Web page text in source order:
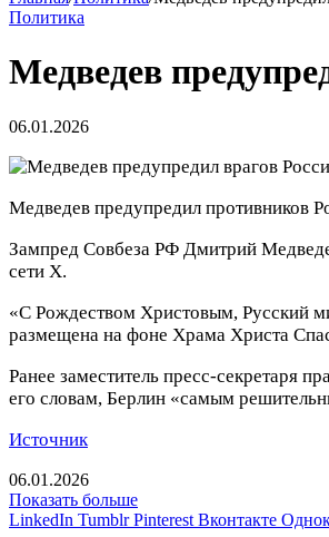
Политика
Медведев
06.01.2026
Медведев предупредил противников
Зампред Совбеза РФ Дмитрий
сети Х.
«С Рождеством Христовым, Русский
размещена на фоне Храма Христа
Ранее заместитель пресс-секретаря
его словам, Берлин «самым
Источник
06.01.2026
Показать больше
LinkedIn Tumblr Pinterest Вконтакте